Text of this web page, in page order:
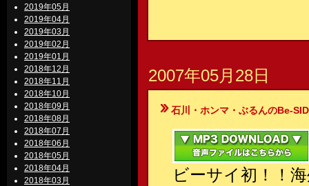
2019年05月
2019年04月
2019年03月
2019年02月
2019年01月
2018年12月
2018年11月
2018年10月
2018年09月
2018年08月
2018年07月
2018年06月
2018年05月
2018年04月
2018年03月
2007年05月28日
石川・ホンマ・ぶるんのBe-
ビーサイ初！！